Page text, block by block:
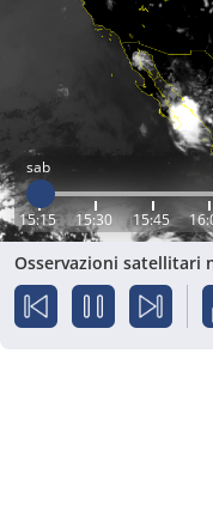
sab
15:15 15:30 15:45
Osservazioni satellitari